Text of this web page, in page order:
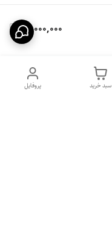
12,000,000
پروفایل سبد خرید